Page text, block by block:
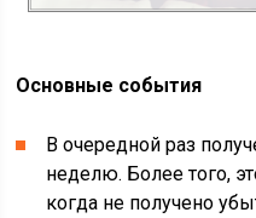
Основные события
В очередной раз
неделю. Более того,
когда не получено